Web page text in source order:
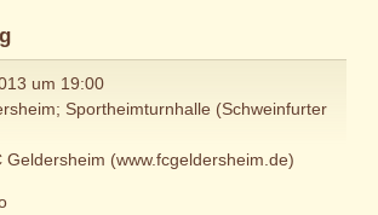
um 19:00
Sportheimturnhalle (Schweinfurter
Geldersheim (www.fcgeldersheim.de)